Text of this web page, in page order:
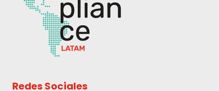
Redes Sociales